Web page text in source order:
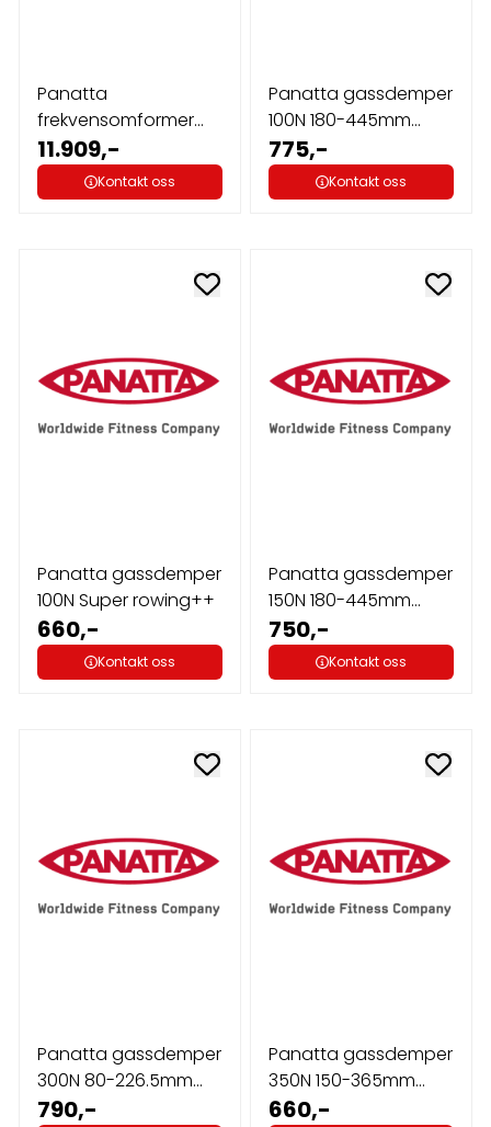
Panatta
frekvensomformer
Runner
11.909,-
Kontakt oss
Panatta gassdemper
100N 180-445mm
D.8mm
775,-
Kontakt oss
Panatta gassdemper
100N Super rowing++
660,-
Kontakt oss
Panatta gassdemper
150N 180-445mm
D.8mm
750,-
Kontakt oss
Panatta gassdemper
300N 80-226.5mm
D.6mm 082457
790,-
Panatta gassdemper
350N 150-365mm
D.6mm
660,-